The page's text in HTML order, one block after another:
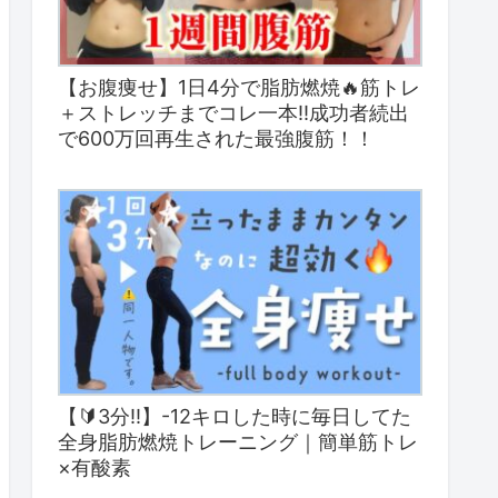
【お腹痩せ】1日4分で脂肪燃焼🔥筋トレ
＋ストレッチまでコレ一本‼︎成功者続出
で600万回再生された最強腹筋！！
【🔰3分!!】-12キロした時に毎日してた
全身脂肪燃焼トレーニング｜簡単筋トレ
×有酸素